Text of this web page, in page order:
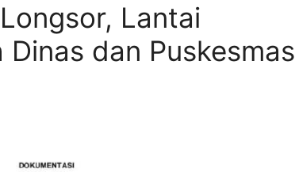
Lantai
Dinas dan Puskesmas